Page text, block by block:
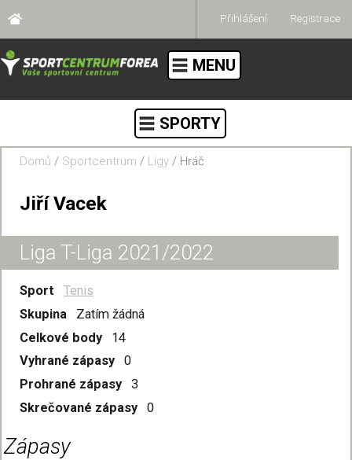
Přihlášení Registrace
MENU
SPORTY
Domů / Sportcentrum / Ligy/ Hráč
Jiří Vacek
Liga T-Liga 2021/2022
Sport
Tenis
Skupina
Zatím žádná
Celkové body
14
Vyhrané zápasy
0
Prohrané zápasy
3
Skrečované zápasy
0
Zápasy